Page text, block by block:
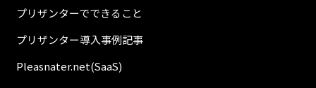
プリザンターでできること
プリザンター導入事例記事
Pleasnater.net(SaaS)